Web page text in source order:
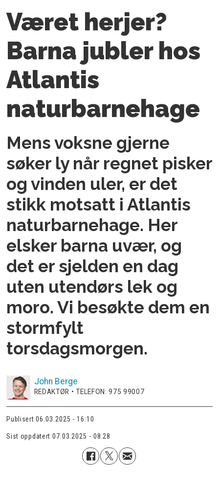
Været herjer?
Barna jubler hos
Atlantis
naturbarnehage
Mens voksne gjerne
søker ly når regnet pisker
og vinden uler, er det
stikk motsatt i Atlantis
naturbarnehage. Her
elsker barna uvær, og
det er sjelden en dag
uten utendørs lek og
moro. Vi besøkte dem en
stormfylt
torsdagsmorgen.
John Berge
REDAKTØR • TELEFON: 975 99007
Publisert 06.03.2025 - 16:10
Sist oppdatert 07.03.2025 - 08:28